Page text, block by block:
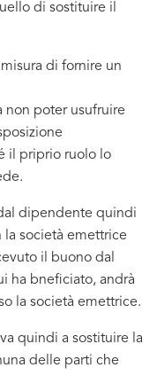
di sostituire il
di fornire un
non poter usufruire
il priprio ruolo lo
dipendente quindi
la società emettrice
il buono dal
ha bneficiato, andrà
la società emettrice.
quindi a sostituire la
delle parti che